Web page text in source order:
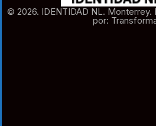
© 2026. IDENTIDAD NL. Monterrey.
por: